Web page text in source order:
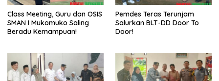
Class Meeting, Guru dan OSIS
SMAN I Mukomuko Saling
Beradu Kemampuan!
Pemdes Teras Terunjam
Salurkan BLT-DD Door To
Door!